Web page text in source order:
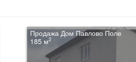
Продажа Дом Павлово Поле
185 м2